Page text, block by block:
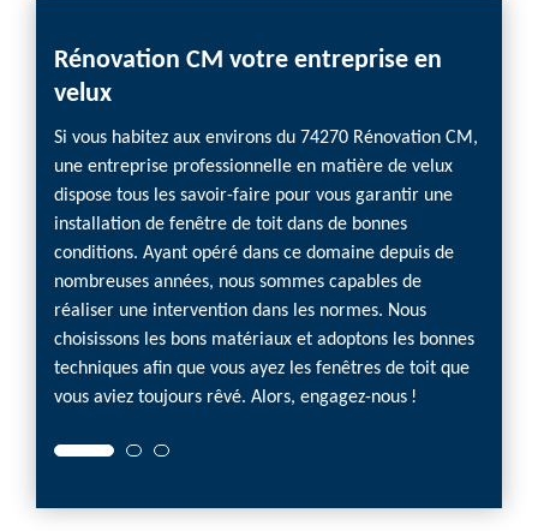
Rénovation CM votre entreprise en
velux
Si vous habitez aux environs du 74270 Rénovation CM,
une entreprise professionnelle en matière de velux
dispose tous les savoir-faire pour vous garantir une
installation de fenêtre de toit dans de bonnes
conditions. Ayant opéré dans ce domaine depuis de
nombreuses années, nous sommes capables de
réaliser une intervention dans les normes. Nous
choisissons les bons matériaux et adoptons les bonnes
techniques afin que vous ayez les fenêtres de toit que
vous aviez toujours rêvé. Alors, engagez-nous !